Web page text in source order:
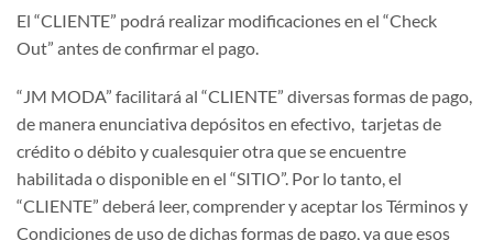
El “CLIENTE” podrá realizar modificaciones en el “Check
Out” antes de confirmar el pago.
“JM MODA” facilitará al “CLIENTE” diversas formas de pago,
de manera enunciativa depósitos en efectivo, tarjetas de
crédito o débito y cualesquier otra que se encuentre
habilitada o disponible en el “SITIO”. Por lo tanto, el
“CLIENTE” deberá leer, comprender y aceptar los Términos y
Condiciones de uso de dichas formas de pago, ya que esos